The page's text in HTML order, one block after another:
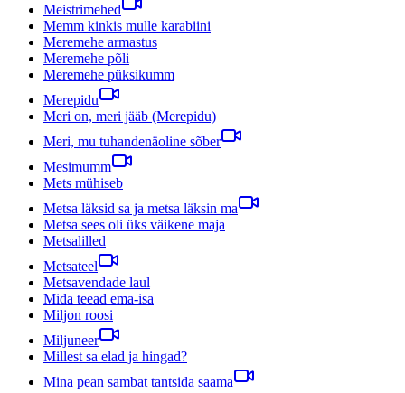
Meistrimehed
Memm kinkis mulle karabiini
Meremehe armastus
Meremehe põli
Meremehe püksikumm
Merepidu
Meri on, meri jääb (Merepidu)
Meri, mu tuhandenäoline sõber
Mesimumm
Mets mühiseb
Metsa läksid sa ja metsa läksin ma
Metsa sees oli üks väikene maja
Metsalilled
Metsateel
Metsavendade laul
Mida teead ema-isa
Miljon roosi
Miljuneer
Millest sa elad ja hingad?
Mina pean sambat tantsida saama